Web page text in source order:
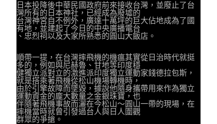
日本投降後中華民國政府前來接收台灣，並廢止了台
灣所有的日本神社，已經成為廢墟的
台灣神宮自不例外，廣達十萬坪的巨大佔地成為了國
有地，並建起了今日的中央廣播電台
、忠烈祠以及大家所熟悉的圓山大飯店。
順帶一提，在台灣摔飛機的機瘟其實從日治時代就挺
多的，例如與尼赫魯、甘地等印度穩
健獨立派對立的激進派印度獨立運動家錢德拉包斯，
就是搭乘著飛機從松山機場轉機時，
由於引擎故障而墜毀，據說他隨身攜帶用來作為獨立
運動資金的龐大數量之金銀珠寶，也
伴隨著飛機事故而灑在今松山～圓山一帶的現場，在
摔機當時就曾引發過台人與日人圍觀
群眾的爭搶。